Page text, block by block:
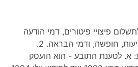
לתשלום פיצויי פיטורים, דמי הודעה
מוקדמת, שכר עבודה נסיעות, חופשה, ודמי הבראה. 2.
העובדות להן טוען התובע: א. לטענת התובע - הוא הועסק